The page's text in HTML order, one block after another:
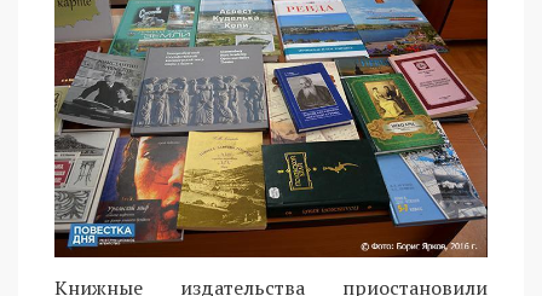
Книжные издательства приостановили